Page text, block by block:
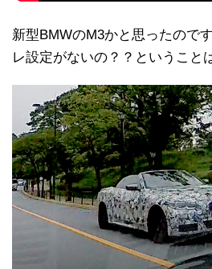
新型BMWのM3かと思ったので
レ設定がないの？？ということ